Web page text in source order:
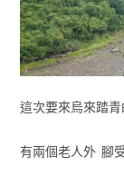
這次要來烏來踏
有兩個老人外 腳